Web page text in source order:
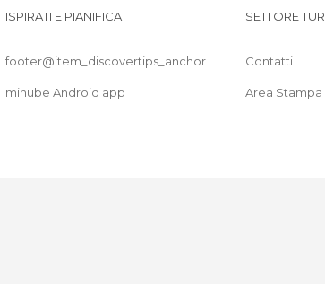
ISPIRATI E PIANIFICA
footer@item_discovertips_anchor
minube Android app
SETTORE
Contatti
Area Stampa